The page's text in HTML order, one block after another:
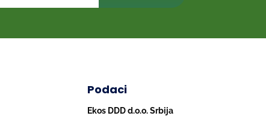
Podaci
Ekos DDD d.o.o. Srbija